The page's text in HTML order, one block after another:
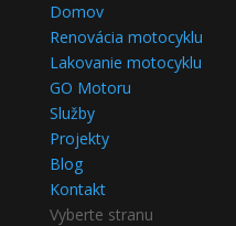
Domov
Renovácia motocyklu
Lakovanie motocyklu
GO Motoru
Služby
Projekty
Blog
Kontakt
Vyberte stranu